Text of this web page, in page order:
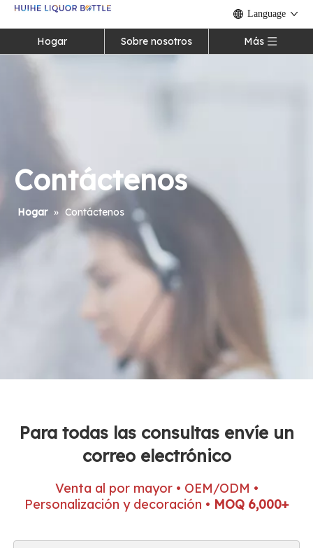
Language
Hogar Sobre nosotros Más
Contáctenos
Hogar » Contáctenos
Para todas las consultas envíe un
correo electrónico
Venta al por mayor • OEM/ODM •
Personalización y decoración • MOQ 6,000+